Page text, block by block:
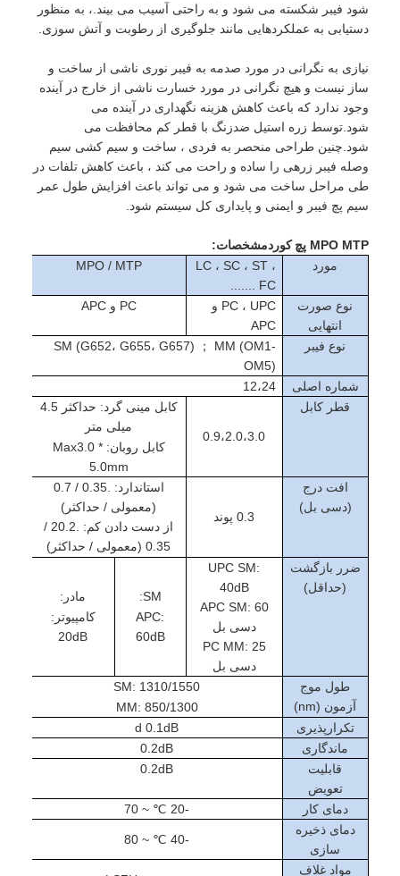
خانه
محصولات
تور کارخانه
با ما تماس بگیرید
MPO MTP
WDM MUX DEMUX
تقسیم کننده فیبر نوری PLC
کابل فیبر نوری
شود فیبر شکسته می شود و به راحتی آسیب می بیند.، به منظور
دستیابی به عملکردهایی مانند جلوگیری از رطوبت و آتش سوزی.
نیازی به نگرانی در مورد صدمه به فیبر نوری ناشی از ساخت و
ساز نیست و هیچ نگرانی در مورد خسارت ناشی از خارج در آینده
وجود ندارد که باعث کاهش هزینه نگهداری در آینده می
شود.توسط زره استیل ضدزنگ با قطر کم محافظت می
شود.چنین طراحی منحصر به فردی ، ساخت و سیم کشی سیم
وصله فیبر زرهی را ساده و راحت می کند ، باعث کاهش تلفات در
طی مراحل ساخت می شود و می تواند باعث افزایش طول عمر
سیم پچ فیبر و ایمنی و پایداری کل سیستم شود.
MPO MTP پچ کوردمشخصات:
مورد
LC ، SC ، ST ،
FC .......
MPO / MTP
نوع صورت
انتهایی
PC ، UPC و
APC
PC و APC
نوع فیبر
SM (G652، G655، G657) ； MM (OM1-
OM5)
شماره اصلی
12،24
قطر کابل
0.9،2.0،3.0
کابل مینی گرد: حداکثر 4.5
میلی متر
کابل روبان: Max3.0 *
5.0mm
افت درج
(دسی بل)
0.3 پوند
استاندارد: .0.35 / 0.7
(معمولی / حداکثر)
از دست دادن کم: .20.2 /
0.35 (معمولی / حداکثر)
ضرر بازگشت
(حداقل)
UPC SM:
40dB
APC SM: 60
دسی بل
PC MM: 25
دسی بل
SM:
APC:
60dB
مادر:
کامپیوتر:
20dB
طول موج
آزمون (nm)
SM: 1310/1550
MM: 850/1300
تکرارپذیری
d 0.1dB
ماندگاری
0.2dB
قابلیت
تعویض
0.2dB
دمای کار
-20 ℃ ~ 70
دمای ذخیره
سازی
-40 ℃ ~ 80
مواد غلاف